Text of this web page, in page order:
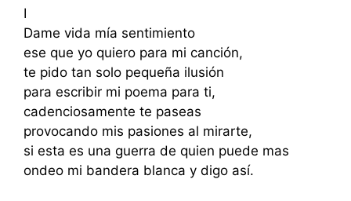
I
Dame vida mía sentimiento
ese que yo quiero para mi canción,
te pido tan solo pequeña ilusión
para escribir mi poema para ti,
cadenciosamente te paseas
provocando mis pasiones al mirarte,
si esta es una guerra de quien puede mas
ondeo mi bandera blanca y digo así.